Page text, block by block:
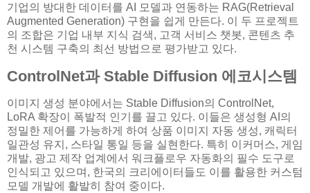
기업의 방대한 데이터를 AI 모델과 연동하는 RAG(Retrieval
Augmented Generation) 구현을 쉽게 만든다. 이 두 프로젝트
의 조합은 기업 내부 지식 검색, 고객 서비스 챗봇, 콘텐츠 추
천 시스템 구축의 최선 방법으로 평가받고 있다.
ControlNet과 Stable Diffusion 에코시스템
이미지 생성 분야에서는 Stable Diffusion의 ControlNet,
LoRA 확장이 폭발적 인기를 끌고 있다. 이들은 생성형 AI의
정밀한 제어를 가능하게 하여 상품 이미지 자동 생성, 캐릭터
일관성 유지, 스타일 통일 등을 실현한다. 특히 이커머스, 게임
개발, 광고 제작 업계에서 워크플로우 자동화의 필수 도구로
인식되고 있으며, 한국의 크리에이터들도 이를 활용한 커스텀
모델 개발에 활발히 참여 중이다.